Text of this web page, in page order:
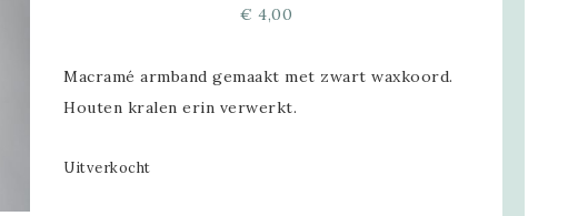
€ 4,00
Macramé armband gemaakt met zwart waxkoord.
Houten kralen erin verwerkt.
Uitverkocht